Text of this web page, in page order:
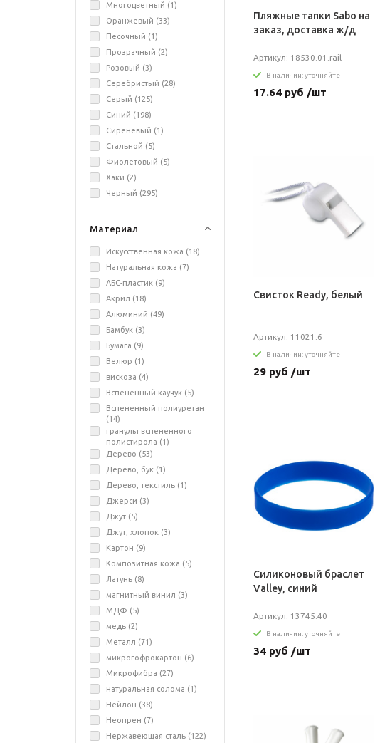
Многоцветный (1)
Оранжевый (33)
Песочный (1)
Прозрачный (2)
Розовый (3)
Серебристый (28)
Серый (125)
Синий (198)
Сиреневый (1)
Стальной (5)
Фиолетовый (5)
Хаки (2)
Черный (295)
Материал
Искусственная кожа (18)
Натуральная кожа (7)
АБС-пластик (9)
Акрил (18)
Алюминий (49)
Бамбук (3)
Бумага (9)
Велюр (1)
вискоза (4)
Вспененный каучук (5)
Вспененный полиуретан
(14)
гранулы вспененного
полистирола (1)
Дерево (53)
Дерево, бук (1)
Дерево, текстиль (1)
Джерси (3)
Джут (5)
Джут, хлопок (3)
Картон (9)
Композитная кожа (5)
Латунь (8)
магнитный винил (3)
МДФ (5)
медь (2)
Металл (71)
микрогофрокартон (6)
Микрофибра (27)
натуральная солома (1)
Нейлон (38)
Неопрен (7)
Нержавеющая сталь (122)
Пляжные тапки Sabo на
заказ, доставка ж/д
Артикул: 18530.01.rail
В наличии: уточняйте
17.64 руб /шт
Свисток Ready, белый
Артикул: 11021.6
В наличии: уточняйте
29 руб /шт
Силиконовый браслет
Valley, синий
Артикул: 13745.40
В наличии: уточняйте
34 руб /шт